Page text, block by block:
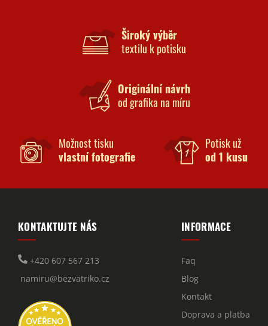
Široký výběr
textilu k potisku
Originální návrh
od grafika na míru
Možnost tisku
vlastní fotografie
Potisk už
od 1 kusu
KONTAKTUJTE NÁS
+420 607 567 213
namiru@bezvatriko.cz
INFORMACE
Faq
Blog
Kontakt
Doprava a platba